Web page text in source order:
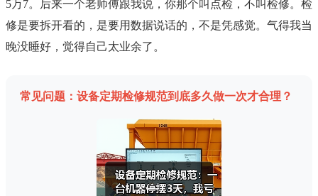
5万7。后来一个老师傅跟我说，你那个叫点检，不叫检修。检
修是要拆开看的，是要用数据说话的，不是凭感觉。气得我当
晚没睡好，觉得自己太业余了。
常见问题：设备定期检修规范到底多久做一次才合理？